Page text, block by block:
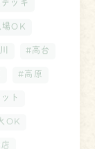
場OK
#高台
#高原
ト
OK